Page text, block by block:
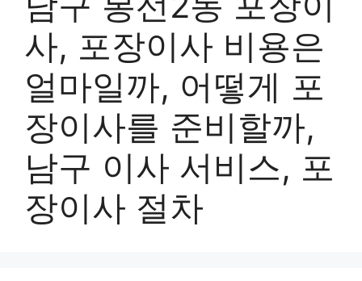
사, 포장이사 비용은
얼마일까, 어떻게 포
장이사를 준비할까,
남구 이사 서비스, 포
장이사 절차